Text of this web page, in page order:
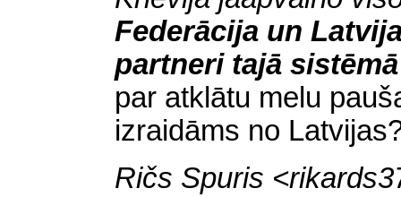
Federācija un
partneri tajā
par atklātu melu
izraidāms no
Ričs Spuris